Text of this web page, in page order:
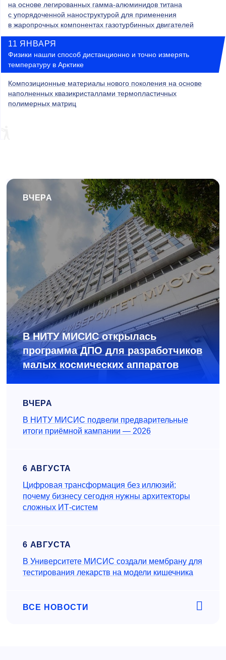
на основе легированных гамма-алюминидов титана
с упорядоченной наноструктурой для применения
в жаропрочных компонентах газотурбинных двигателей
11 ЯНВАРЯ
Физики нашли способ дистанционно и точно измерять
температуру в Арктике
Композиционные материалы нового поколения на основе
наполненных квазикристаллами термопластичных
полимерных матриц
ВЧЕРА
В НИТУ МИСИС открылась
программа ДПО для разработчиков
малых космических аппаратов
ВЧЕРА
В НИТУ МИСИС подвели предварительные
итоги приёмной кампании — 2026
6 АВГУСТА
Цифровая трансформация без иллюзий:
почему бизнесу сегодня нужны архитекторы
сложных ИТ-систем
6 АВГУСТА
В Университете МИСИС создали мембрану для
тестирования лекарств на модели кишечника
ВСЕ НОВОСТИ